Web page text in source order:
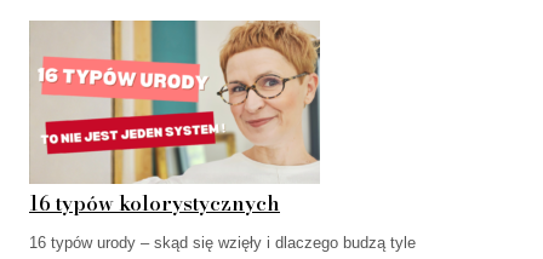
16 typów kolorystycznych
16 typów urody – skąd się wzięły i dlaczego budzą tyle